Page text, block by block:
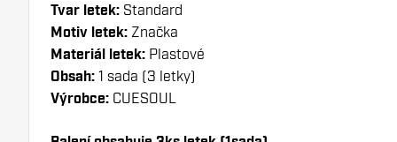
Tvar letek: Standard
Motiv letek: Značka
Materiál letek: Plastové
Obsah: 1 sada (3 letky)
Výrobce: CUESOUL